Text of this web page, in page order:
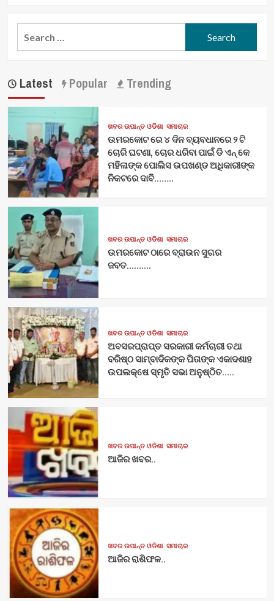
Latest Popular Trending
ଖବର ଉପାନ୍ତ ଓଡିଶା ସମାଚାର
ଉମରକୋଟ ରେ ୪ ଦିନ ବ୍ୟବଧାନରେ ୨ ଟି
ଚୋରି ଘଟଣା, ଚୋର ଧରିବା ପାଇଁ ଡି ଏନ୍ କେ
ମହିଳାଙ୍କ ପୋଲିସ ଉପଖଣ୍ଡ ଅଧିକାରୀଙ୍କ
ନିକଟରେ ଦାବି……..
ଖବର ଉପାନ୍ତ ଓଡିଶା ସମାଚାର
ଉମରକୋଟ ଠାରେ ବ୍ରାଉନ ସୁଗର
ଜବତ……….
ଖବର ଉପାନ୍ତ ଓଡିଶା ସମାଚାର
ଅବସରପ୍ରାପ୍ତ ସରକାରୀ କର୍ମଚାରୀ ତଥା
ବରିଷ୍ଠ ସାମ୍ବାଦିକଙ୍କ ପିତାଙ୍କ ଏକାଦଶାହ
ଉପଲକ୍ଷେ ସ୍ମୃତି ସଭା ଅନୁଷ୍ଠିତ…..
ଖବର ଉପାନ୍ତ ଓଡିଶା ସମାଚାର
ଆଜିର ଖବର..
ଖବର ଉପାନ୍ତ ଓଡିଶା ସମାଚାର
ଆଜିର ରାଶିଫଳ..